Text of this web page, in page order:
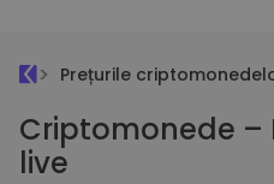
Prețurile
Criptomonede –
live